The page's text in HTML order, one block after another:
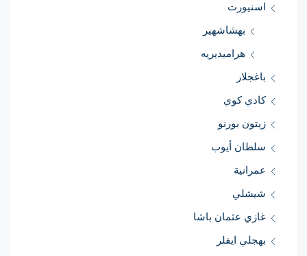
اسنيورت
بهشاشهير
هراميديريه
باغجلار
كادي كوي
زيتون بورنو
سلطان أيوب
عمرانية
شيشلي
غازي عثمان باشا
بهجلي ايفلر